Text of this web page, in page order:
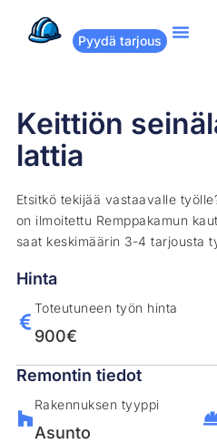
Pyydä tarjous
Keittiön
lattia
Etsitkö tekijää vastaavalle
on ilmoitettu Remppakamun
saat keskimäärin 3-4 tarjousta
Hinta
Toteutuneen työn hinta
900€
Remontin tiedot
Rakennuksen tyyppi
Asunto